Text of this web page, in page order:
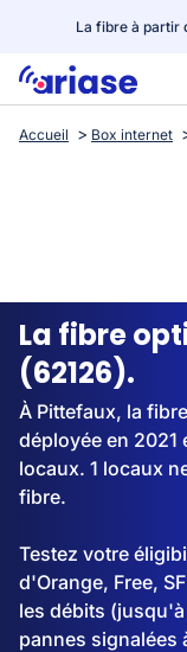
La fibre à partir
Box internet
Streaming
Accueil Box internet
La fibre
(62126).
À Pittefaux, la
déployée en 2021
locaux. 1 locaux
fibre.
Testez votre
d'Orange, Free,
les débits
pannes signalées